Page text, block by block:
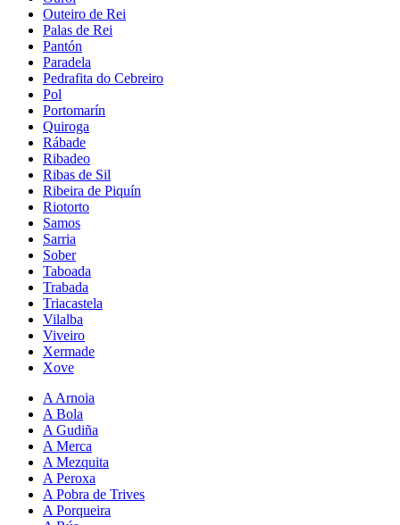
Outeiro de Rei
Palas de Rei
Pantón
Paradela
Pedrafita do Cebreiro
Pol
Portomarín
Quiroga
Rábade
Ribadeo
Ribas de Sil
Ribeira de Piquín
Riotorto
Samos
Sarria
Sober
Taboada
Trabada
Triacastela
Vilalba
Viveiro
Xermade
Xove
A Arnoia
A Bola
A Gudiña
A Merca
A Mezquita
A Peroxa
A Pobra de Trives
A Porqueira